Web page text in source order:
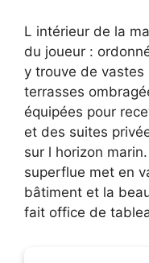
L intérieur de la
du joueur :
y trouve de vastes
terrasses
équipées pour
et des suites
sur l horizon
superflue met en
bâtiment et la
fait office de